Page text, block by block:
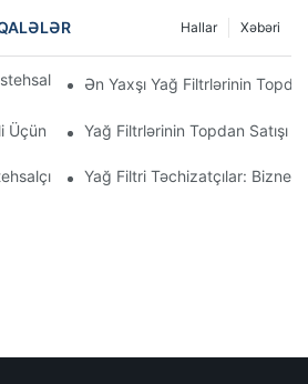
Xəbəri
Hallar
Edən Şirkətlər: Hərtərəfli Baxış
Ən Yaxşı Yağ Filtrlərinin
Üçün Düzgün Yağ Filtrinin Seçilməsi:
Yağ Filtrlərinin Topdan Satışı
Və Onların İnnovasiyalarına
Yağ Filtri Təchizatçılar: